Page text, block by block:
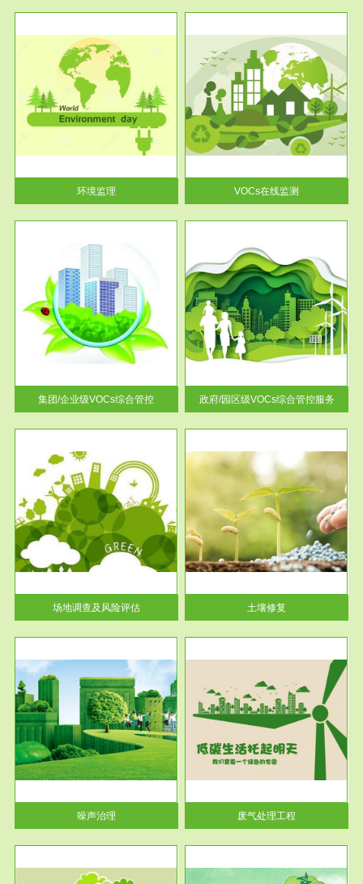
环境监理
服务范围
VOCs在线监测
根据《重点区域大气污染防
治“十二五”规划》有机废气净化
率达...
VOCs在线监测
集团/企业级VOCs综合管控
服务范围
政府/园区级VOCs综合管控服务
根据《石化行业挥发性有机物综
合整治方案》文件要求，到2017
年，全...
政府/园区级VOCs综合管控服务
场地调查及风险评估
服务范围
土壤修复
土壤修复
噪声治理
服务范围
废气处理工程
废气处理工程